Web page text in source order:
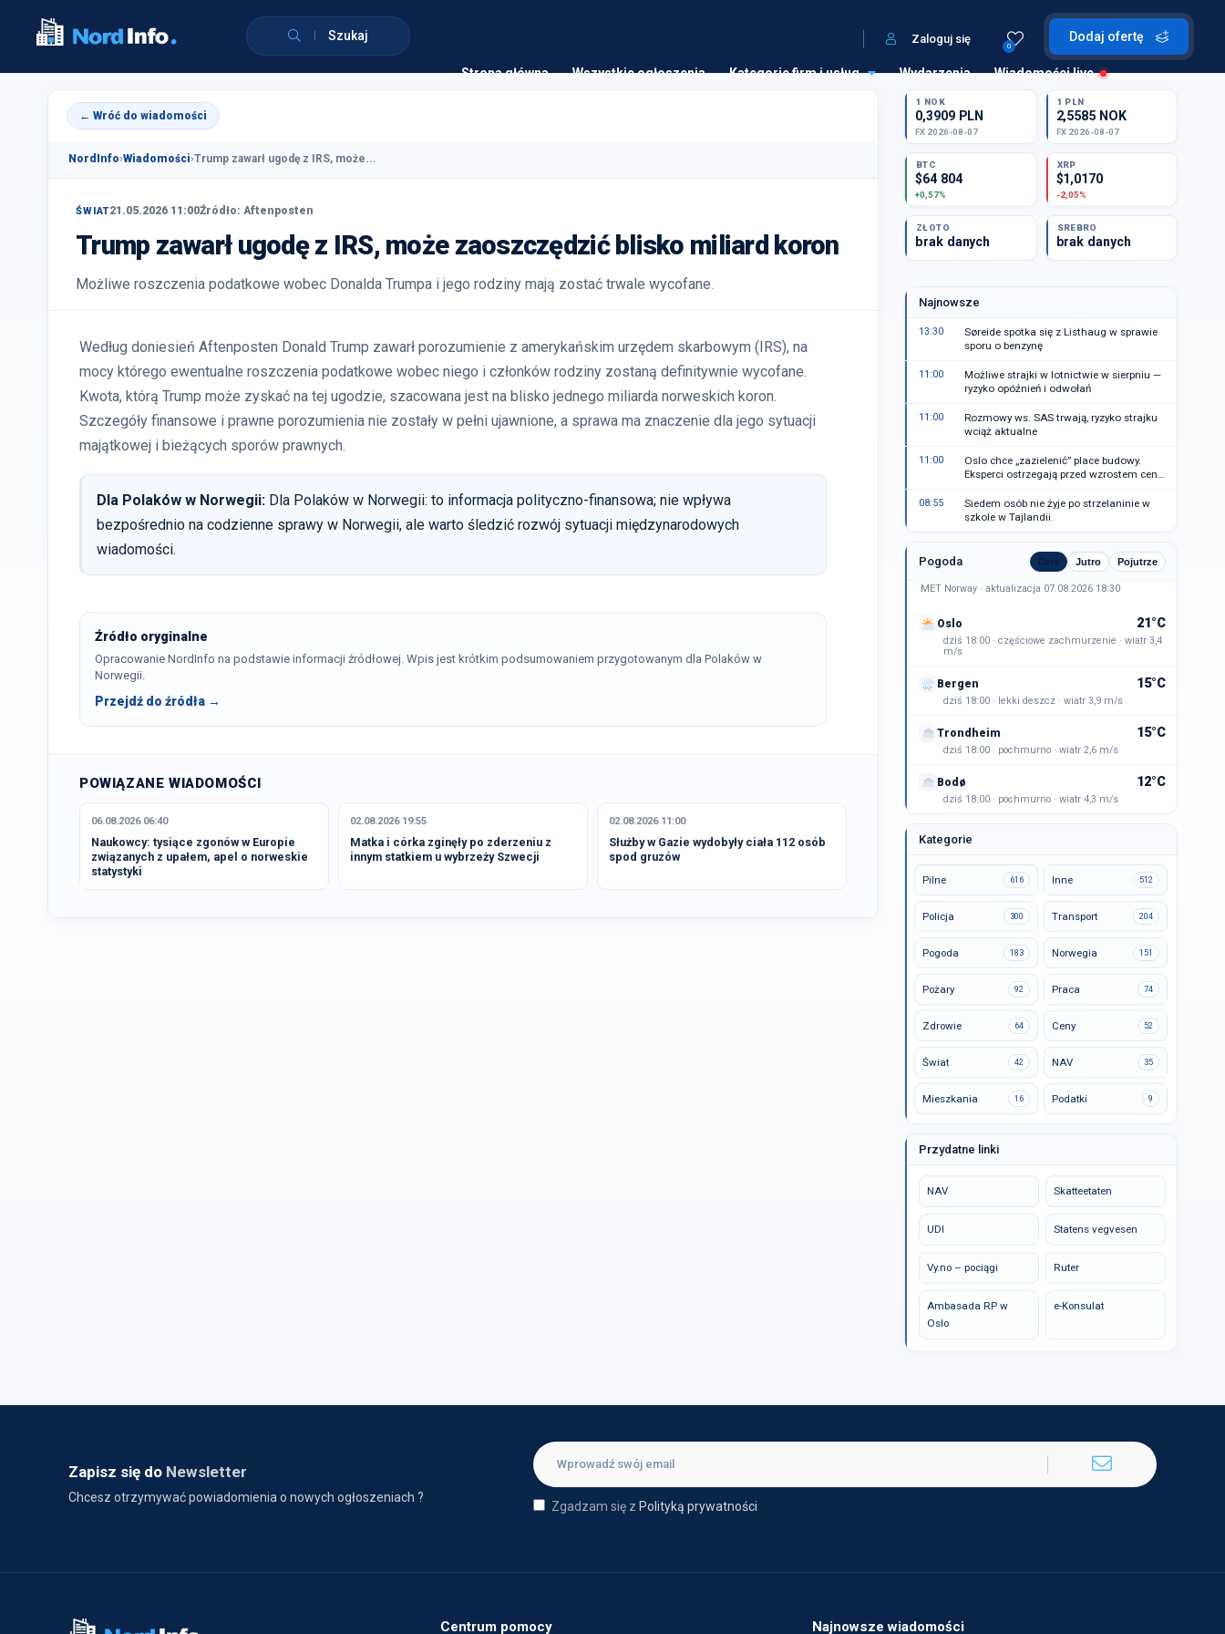
Szukaj Dodaj ofertę
0
Zaloguj się
Strona główna Wszystkie ogłoszenia Kategorie firm i usług Wydarzenia Wiadomości live
← Wróć do wiadomości
NordInfo›Wiadomości›Trump zawarł ugodę z IRS, może...
ŚWIAT21.05.2026 11:00Źródło: Aftenposten
Trump zawarł ugodę z IRS, może zaoszczędzić blisko miliard koron
Możliwe roszczenia podatkowe wobec Donalda Trumpa i jego rodziny mają zostać trwale wycofane.
Według doniesień Aftenposten Donald Trump zawarł porozumienie z amerykańskim urzędem skarbowym (IRS), na
mocy którego ewentualne roszczenia podatkowe wobec niego i członków rodziny zostaną definitywnie wycofane.
Kwota, którą Trump może zyskać na tej ugodzie, szacowana jest na blisko jednego miliarda norweskich koron.
Szczegóły finansowe i prawne porozumienia nie zostały w pełni ujawnione, a sprawa ma znaczenie dla jego sytuacji
majątkowej i bieżących sporów prawnych.
Dla Polaków w Norwegii: Dla Polaków w Norwegii: to informacja polityczno-finansowa; nie wpływa
bezpośrednio na codzienne sprawy w Norwegii, ale warto śledzić rozwój sytuacji międzynarodowych
wiadomości.
Źródło oryginalne
Opracowanie NordInfo na podstawie informacji źródłowej. Wpis jest krótkim podsumowaniem przygotowanym dla Polaków w
Norwegii.
Przejdź do źródła →
POWIĄZANE WIADOMOŚCI
06.08.2026 06:40
Naukowcy: tysiące zgonów w Europie
związanych z upałem, apel o norweskie
statystyki
02.08.2026 19:55
Matka i córka zginęły po zderzeniu z
innym statkiem u wybrzeży Szwecji
02.08.2026 11:00
Służby w Gazie wydobyły ciała 112 osób
spod gruzów
1 NOK
0,3909 PLN
FX 2026-08-07
1 PLN
2,5585 NOK
FX 2026-08-07
BTC
$64 804
+0,57%
XRP
$1,0170
-2,05%
ZŁOTO
brak danych
SREBRO
brak danych
Najnowsze
13:30
Søreide spotka się z Listhaug w sprawie
sporu o benzynę
11:00
Możliwe strajki w lotnictwie w sierpniu —
ryzyko opóźnień i odwołań
11:00
Rozmowy ws. SAS trwają, ryzyko strajku
wciąż aktualne
11:00
Oslo chce „zazielenić” place budowy.
Eksperci ostrzegają przed wzrostem cen
08:55
Siedem osób nie żyje po strzelaninie w
szkole w Tajlandii
Pogoda Dziś Jutro Pojutrze
MET Norway · aktualizacja 07.08.2026 18:30
Oslo 21°C
dziś 18:00 · częściowe zachmurzenie · wiatr 3,4
m/s
Bergen 15°C
dziś 18:00 · lekki deszcz · wiatr 3,9 m/s
Trondheim 15°C
dziś 18:00 · pochmurno · wiatr 2,6 m/s
Bodø 12°C
dziś 18:00 · pochmurno · wiatr 4,3 m/s
Kategorie
Pilne 616 Inne 512
Policja 300 Transport 204
Pogoda 183 Norwegia 151
Pożary 92 Praca 74
Zdrowie 64 Ceny 52
Świat 42 NAV 35
Mieszkania 16 Podatki 9
Przydatne linki
NAV Skatteetaten
UDI Statens vegvesen
Vy.no – pociągi Ruter
Ambasada RP w
Oslo
e-Konsulat
Zapisz się do Newsletter
Chcesz otrzymywać powiadomienia o nowych ogłoszeniach ?
Zgadzam się z Polityką prywatności
Centrum pomocy Najnowsze wiadomości